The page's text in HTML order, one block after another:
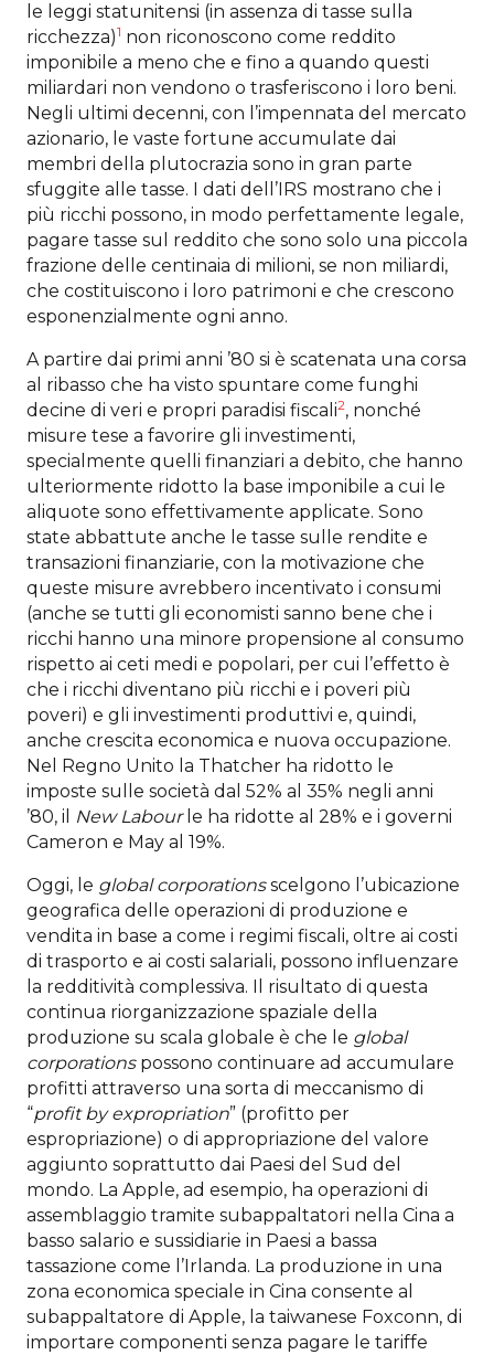
le leggi statunitensi (in assenza di tasse sulla
ricchezza)1 non riconoscono come reddito
imponibile a meno che e fino a quando questi
miliardari non vendono o trasferiscono i loro beni.
Negli ultimi decenni, con l’impennata del mercato
azionario, le vaste fortune accumulate dai
membri della plutocrazia sono in gran parte
sfuggite alle tasse. I dati dell’IRS mostrano che i
più ricchi possono, in modo perfettamente legale,
pagare tasse sul reddito che sono solo una piccola
frazione delle centinaia di milioni, se non miliardi,
che costituiscono i loro patrimoni e che crescono
esponenzialmente ogni anno.
A partire dai primi anni ’80 si è scatenata una corsa
al ribasso che ha visto spuntare come funghi
decine di veri e propri paradisi fiscali2, nonché
misure tese a favorire gli investimenti,
specialmente quelli finanziari a debito, che hanno
ulteriormente ridotto la base imponibile a cui le
aliquote sono effettivamente applicate. Sono
state abbattute anche le tasse sulle rendite e
transazioni finanziarie, con la motivazione che
queste misure avrebbero incentivato i consumi
(anche se tutti gli economisti sanno bene che i
ricchi hanno una minore propensione al consumo
rispetto ai ceti medi e popolari, per cui l’effetto è
che i ricchi diventano più ricchi e i poveri più
poveri) e gli investimenti produttivi e, quindi,
anche crescita economica e nuova occupazione.
Nel Regno Unito la Thatcher ha ridotto le
imposte sulle società dal 52% al 35% negli anni
’80, il
New Labourle ha ridotte al 28% e i governi
Cameron e May al 19%.
Oggi, le global corporationsscelgono l’ubicazione
geografica delle operazioni di produzione e
vendita in base a come i regimi fiscali, oltre ai costi
di trasporto e ai costi salariali, possono influenzare
la redditività complessiva. Il risultato di questa
continua riorganizzazione spaziale della
produzione su scala globale è che le global
corporationspossono continuare ad accumulare
profitti attraverso una sorta di meccanismo di
“profit by expropriation” (profitto per
espropriazione) o di appropriazione del valore
aggiunto soprattutto dai Paesi del Sud del
mondo. La Apple, ad esempio, ha operazioni di
assemblaggio tramite subappaltatori nella Cina a
basso salario e sussidiarie in Paesi a bassa
tassazione come l’Irlanda. La produzione in una
zona economica speciale in Cina consente al
subappaltatore di Apple, la taiwanese Foxconn, di
importare componenti senza pagare le tariffe